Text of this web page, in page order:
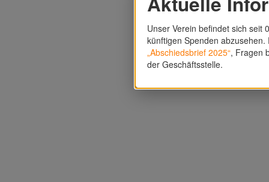
Unser Verein befindet sich seit
künftigen Spenden
„Abschiedsbrief 2025“, Fragen
der Geschäftsstelle.